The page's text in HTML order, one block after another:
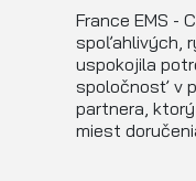
France EMS -
spoľahlivých,
uspokojila
spoločnosť v
partnera,
miest